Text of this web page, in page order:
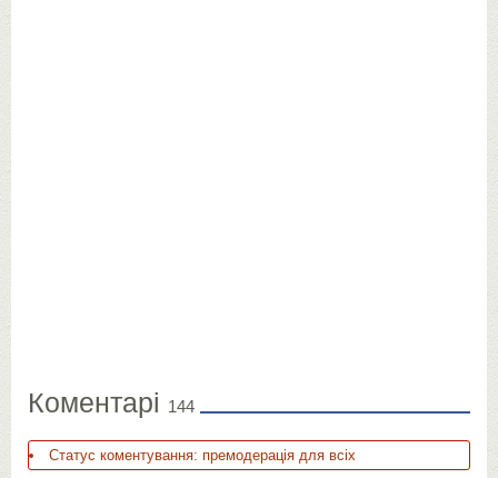
Коментарі 144
Статус коментування: премодерація для всіх